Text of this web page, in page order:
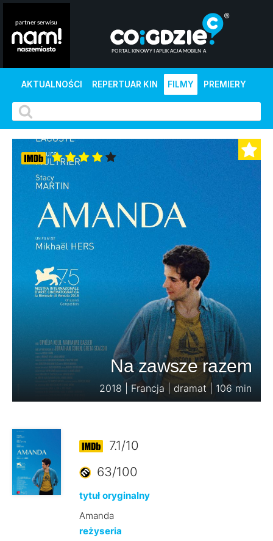
AKTUALNOŚCI REPERTUAR KIN FILMY PREMIERY
Na zawsze razem
2018 | Francja | dramat | 106 min
7.1/10
63/100
tytuł oryginalny
Amanda
reżyseria